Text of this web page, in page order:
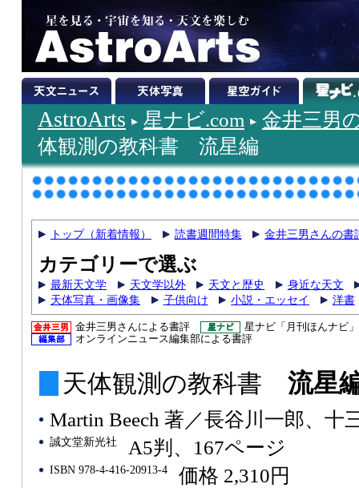
AstroArts 星ナビ.com
金井三男
体観測の教科書 流星編
トップ（新着情報） 読書週間特集 金井三男さんの書
カテゴリーで選ぶ
最新天文学 天文学以外 天文と歴史
身近な天文
天体写真・画像集
子供向け 小説・エッセイ 洋書
金井三男さんによる書評
星ナビ「月刊ほんナビ
オンラインニュース編集部による書評
天体観測の教科書 流星
Martin Beech 著／長谷川一郎、十
誠文堂新光社 A5判、167ページ
ISBN 978-4-416-20913-4 価格 2,310円